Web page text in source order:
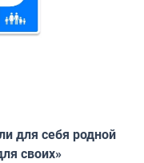
для себя родной
своих»